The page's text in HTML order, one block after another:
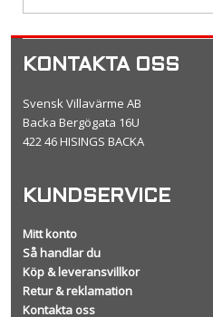
KONTAKTA OSS
Svensk Villavärme AB
Backa Bergögata 16U
422 46 HISINGS BACKA
KUNDSERVICE
Mitt konto
Så handlar du
Köp & leveransvillkor
Retur & reklamation
Kontakta oss